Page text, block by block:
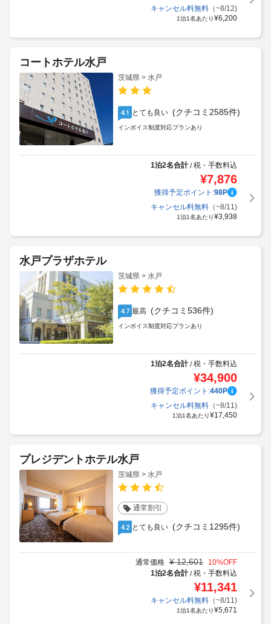
キャンセル料無料（~8/12)
1泊1名あたり¥6,200
コートホテル水戸
茨城県 > 水戸
4.1 とても良い (クチコミ2585件)
インボイス制度対応プランあり
1泊2名合計/税・手数料込
¥7,876
獲得予定ポイント:98P
キャンセル料無料（~8/11)
1泊1名あたり¥3,938
水戸プラザホテル
茨城県 > 水戸
4.7 最高 (クチコミ536件)
インボイス制度対応プランあり
1泊2名合計/税・手数料込
¥34,900
獲得予定ポイント:440P
キャンセル料無料（~8/11)
1泊1名あたり¥17,450
プレジデントホテル水戸
茨城県 > 水戸
通常割引
4.2 とても良い (クチコミ1295件)
通常価格 ¥ 12,601 10%OFF
1泊2名合計/税・手数料込
¥11,341
キャンセル料無料（~8/11)
1泊1名あたり¥5,671